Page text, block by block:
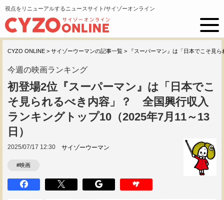
視点をリニューアルするニュースサイト/サイゾーオンライン
CYZO ONLINE > サイゾーウーマンの記事一覧 > 『スーパーマン』は「日本でこそ見
今週の映画ランキング
初登場2位『スーパーマン』は「日本でこ
そ見られるべき内容」？ 全国興行収入
ランキングトップ10（2025年7月11～13
日）
2025/07/17 12:30 サイゾーウーマン
#映画